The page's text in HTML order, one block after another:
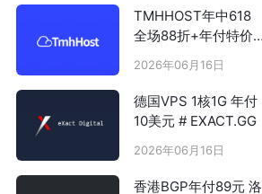
TMHHOST年中618
全场88折+年付特价
2026年06月16日
德国VPS 1核1G 年付
10美元 # EXACT.GG
2026年06月16日
香港BGP年付89元 洛